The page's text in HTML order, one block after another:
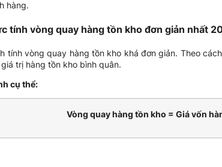
hàng.
tính vòng quay hàng tồn kho đơn giản nhất
tính vòng quay hàng tồn kho khá đơn giản. Theo
trị hàng tồn kho bình quân.
cụ thể:
Vòng quay hàng tồn kho = Giá vốn